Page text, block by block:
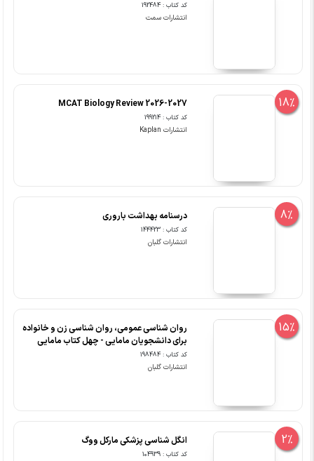
کد کتاب : 192484
انتشارات سمت
18%
MCAT Biology Review 2026-2027
کد کتاب : 199214
انتشارات Kaplan
8% درسنامه بهداشت باروری
کد کتاب : 144423
انتشارات گلبان
15%
روان شناسی عمومی، روان شناسی زن و خانواده
برای دانشجویان مامایی - چهل کتاب مامایی
کد کتاب : 198484
انتشارات گلبان
2% انگل شناسی پزشکی مارکل ووگ
کد کتاب : 104939